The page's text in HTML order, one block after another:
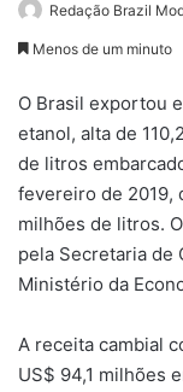
Redação Brazil
Menos de um minuto
O Brasil exportou
etanol, alta de
de litros
fevereiro de 2019,
milhões de litros.
pela Secretaria de
Ministério da
A receita cambial
US$ 94,1 milhões